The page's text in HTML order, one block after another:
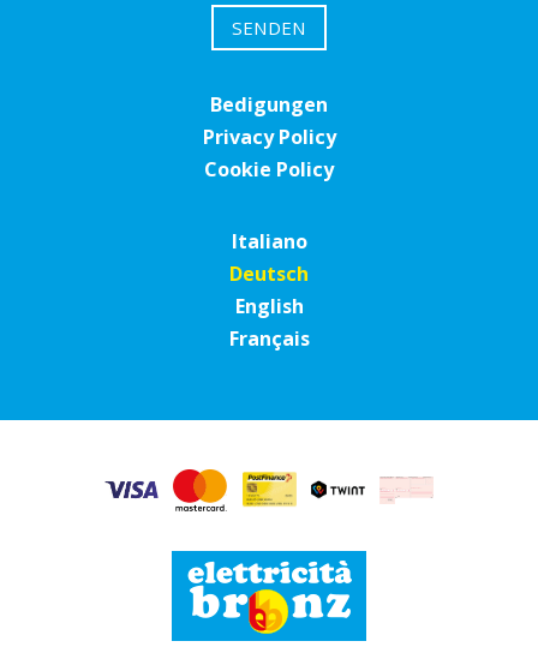
Bedigungen
Privacy Policy
Cookie Policy
Italiano
Deutsch
English
Français